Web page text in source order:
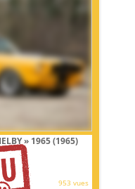
» 1965 (1965)
953 vues